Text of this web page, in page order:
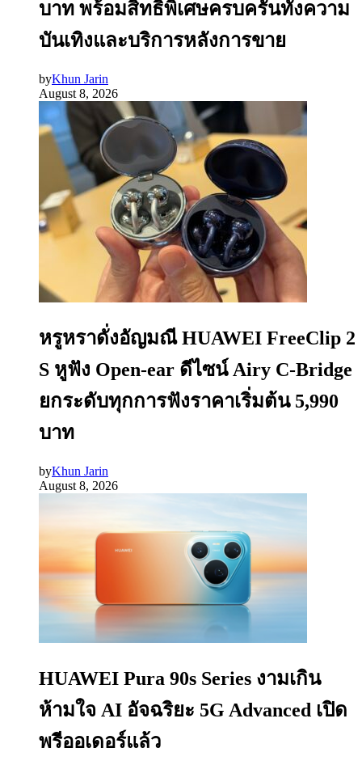
บาท พร้อมสิทธิพิเศษครบครันทั้งความ
บันเทิงและบริการหลังการขาย
byKhun Jarin
August 8, 2026
หรูหราดั่งอัญมณี HUAWEI FreeClip 2
S หูฟัง Open-ear ดีไซน์ Airy C-Bridge
ยกระดับทุกการฟังราคาเริ่มต้น 5,990
บาท
byKhun Jarin
August 8, 2026
HUAWEI Pura 90s Series งามเกิน
ห้ามใจ AI อัจฉริยะ 5G Advanced เปิด
พรีออเดอร์แล้ว